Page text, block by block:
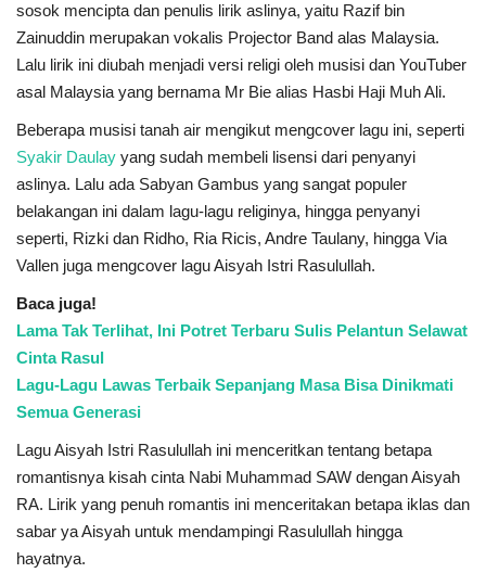
sosok mencipta dan penulis lirik aslinya, yaitu Razif bin
Zainuddin merupakan vokalis Projector Band alas Malaysia.
Lalu lirik ini diubah menjadi versi religi oleh musisi dan YouTuber
asal Malaysia yang bernama Mr Bie alias Hasbi Haji Muh Ali.
Beberapa musisi tanah air mengikut mengcover lagu ini, seperti
Syakir Daulay yang sudah membeli lisensi dari penyanyi
aslinya. Lalu ada Sabyan Gambus yang sangat populer
belakangan ini dalam lagu-lagu religinya, hingga penyanyi
seperti, Rizki dan Ridho, Ria Ricis, Andre Taulany, hingga Via
Vallen juga mengcover lagu Aisyah Istri Rasulullah.
Baca juga!
Lama Tak Terlihat, Ini Potret Terbaru Sulis Pelantun Selawat
Cinta Rasul
Lagu-Lagu Lawas Terbaik Sepanjang Masa Bisa Dinikmati
Semua Generasi
Lagu Aisyah Istri Rasulullah ini menceritkan tentang betapa
romantisnya kisah cinta Nabi Muhammad SAW dengan Aisyah
RA. Lirik yang penuh romantis ini menceritakan betapa iklas dan
sabar ya Aisyah untuk mendampingi Rasulullah hingga
hayatnya.